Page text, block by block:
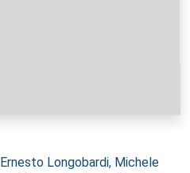
Ernesto Longobardi, Michele